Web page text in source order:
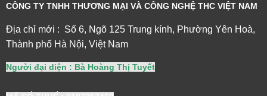
CÔNG TY TNHH THƯƠNG MẠI VÀ CÔNG NGHỆ THC VIỆT NAM
Địa chỉ mới : Số 6, Ngõ 125 Trung kính, Phường Yên Hoà,
Thành phố Hà Nội, Việt Nam
Người đại diện : Bà Hoàng Thị Tuyết